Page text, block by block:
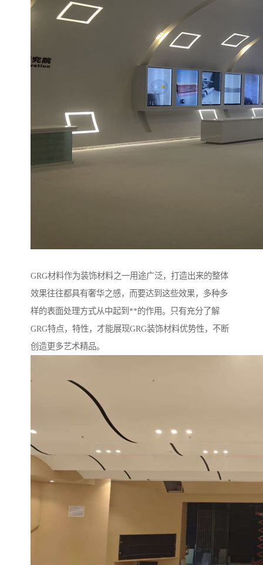
GRG材料作为装饰材料之一用途广泛，打造出来的整体
效果往往都具有奢华之感，而要达到这些效果，多种多
样的表面处理方式从中起到**的作用。只有充分了解
GRG特点，特性，才能展现GRG装饰材料优势性，不断
创造更多艺术精品。